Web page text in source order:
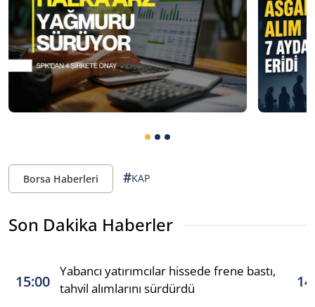
Borsa Haberleri #KAP
Son Dakika Haberler
15:00
Yabancı yatırımcılar hissede frene bastı,
tahvil alımlarını sürdürdü